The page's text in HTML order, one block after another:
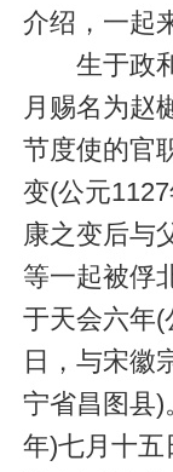
介绍，一起
生于政和
月赐名为赵
节度使的官
变(公元
康之变后与
等一起被俘
于天会六年(
日，与宋徽
宁省昌图县)
年)七月十五